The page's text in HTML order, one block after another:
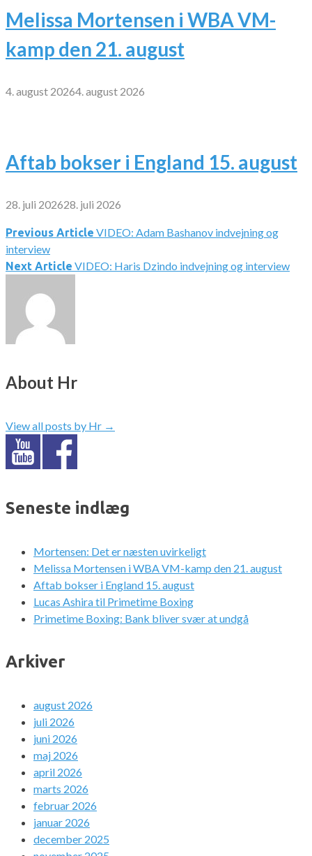
Melissa Mortensen i WBA VM-
kamp den 21. august
4. august 20264. august 2026
Aftab bokser i England 15. august
28. juli 202628. juli 2026
Indlægsnavigation
Previous Article VIDEO: Adam Bashanov indvejning og
interview
Next Article VIDEO: Haris Dzindo indvejning og interview
About Hr
View all posts by Hr →
Seneste indlæg
Mortensen: Det er næsten uvirkeligt
Melissa Mortensen i WBA VM-kamp den 21. august
Aftab bokser i England 15. august
Lucas Ashira til Primetime Boxing
Primetime Boxing: Bank bliver svær at undgå
Arkiver
august 2026
juli 2026
juni 2026
maj 2026
april 2026
marts 2026
februar 2026
januar 2026
december 2025